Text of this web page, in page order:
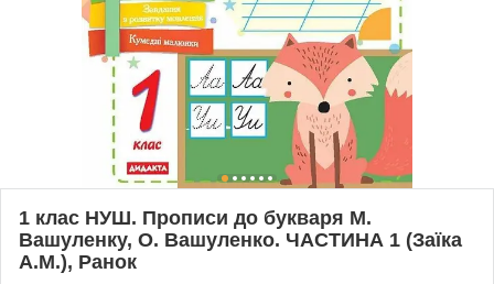
1 клас НУШ. Прописи до букваря М.
Вашуленку, О. Вашуленко. ЧАСТИНА 1 (Заїка
А.М.), Ранок